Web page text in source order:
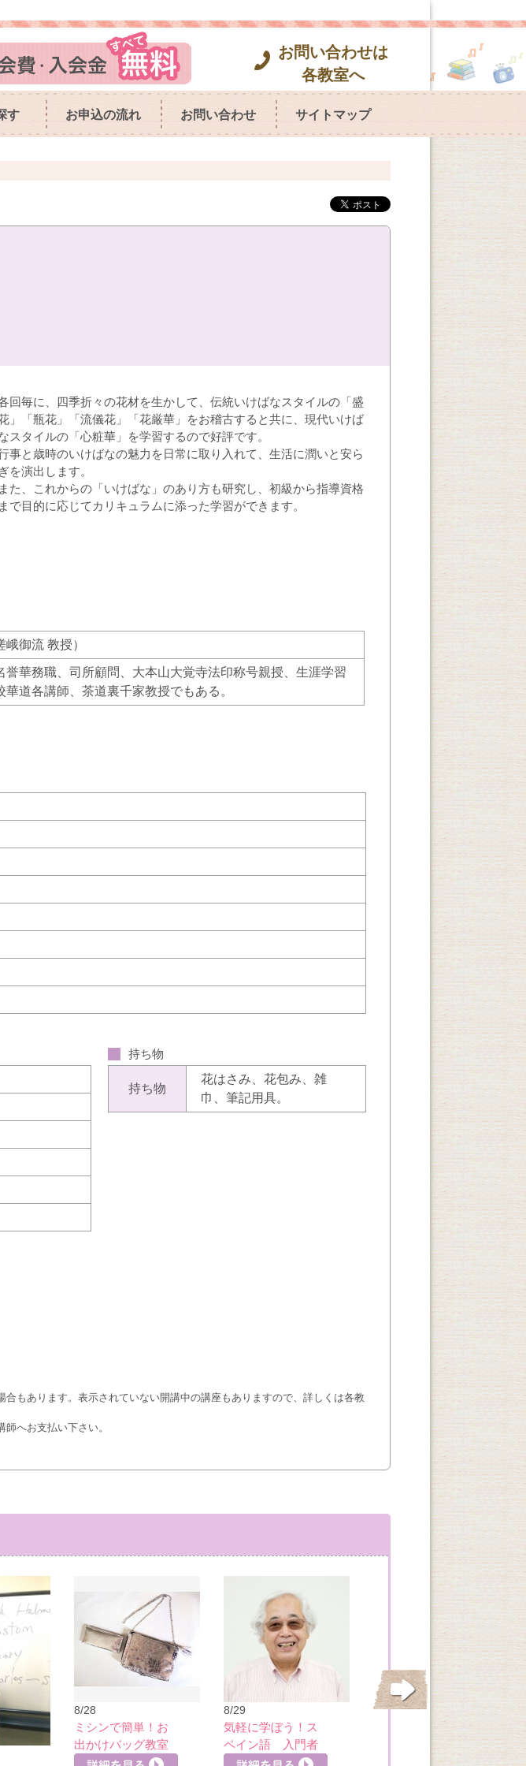
お問い合わせは
各教室へ
す お申込の流れ お問い合わせ サイトマップ
回毎に、四季折々の花材を生かして、伝統いけばなスタイルの「盛
」「瓶花」「流儀花」「花厳華」をお稽古すると共に、現代いけば
スタイルの「心粧華」を学習するので好評です。
事と歳時のいけばなの魅力を日常に取り入れて、生活に潤いと安ら
ぎを演出します。
また、これからの「いけばな」のあり方も研究し、初級から指導資格
まで目的に応じてカリキュラムに添った学習ができます。
峨御流 教授）
誉華務職、司所顧問、大本山大覚寺法印称号親授、生涯学習
道各講師、茶道裏千家教授でもある。
持ち物
持ち物
花はさみ、花包み、雑
巾、筆記用具。
もあります。表示されていない開講中の講座もありますので、詳しくは各教
へお支払い下さい。
8/28
ミシンで簡単！お
出かけバッグ教室
8/29
気軽に学ぼう！ス
ペイン語 入門者
8/30
生前整理アドバイ
ザー2級認定講座